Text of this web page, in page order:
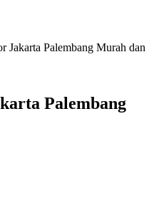
Jakarta Palembang Murah dan
Palembang